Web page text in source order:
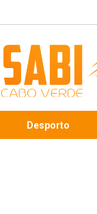
Desporto